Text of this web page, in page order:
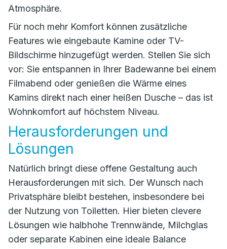
Atmosphäre.
Für noch mehr Komfort können zusätzliche
Features wie eingebaute Kamine oder TV-
Bildschirme hinzugefügt werden. Stellen Sie sich
vor: Sie entspannen in Ihrer Badewanne bei einem
Filmabend oder genießen die Wärme eines
Kamins direkt nach einer heißen Dusche – das ist
Wohnkomfort auf höchstem Niveau.
Herausforderungen und
Lösungen
Natürlich bringt diese offene Gestaltung auch
Herausforderungen mit sich. Der Wunsch nach
Privatsphäre bleibt bestehen, insbesondere bei
der Nutzung von Toiletten. Hier bieten clevere
Lösungen wie halbhohe Trennwände, Milchglas
oder separate Kabinen eine ideale Balance